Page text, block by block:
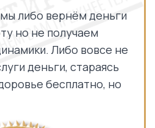
либо вернём деньги
но не получаем
Либо вовсе не
деньги, стараясь
бесплатно, но